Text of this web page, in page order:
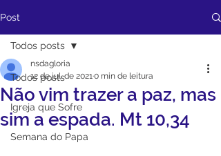
Post
Todos posts
Igreja que Sofre
Semana do Papa
Todos posts
Não vim trazer a paz, mas
sim a espada. Mt 10,34
nsdagloria
12 de jul. de 20210 min de leitura